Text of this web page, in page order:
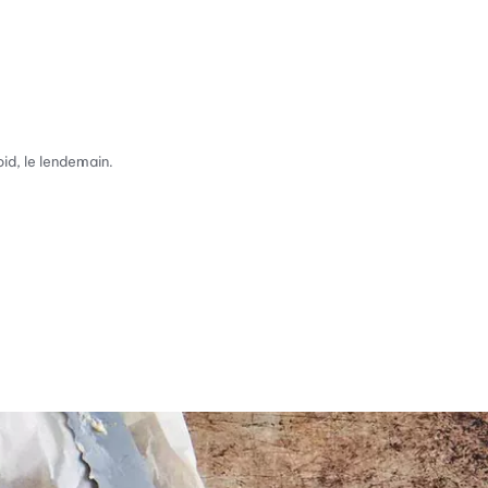
le lendemain.